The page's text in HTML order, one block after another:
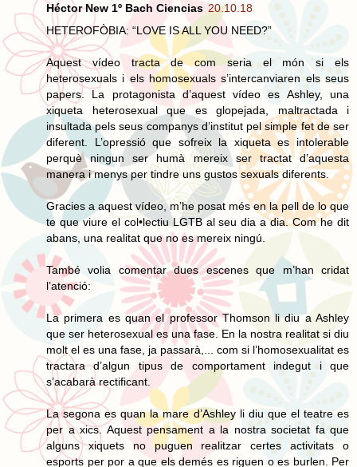
Héctor New 1º Bach Ciencias 20.10.18
HETEROFÒBIA: “LOVE IS ALL YOU NEED?”
Aquest vídeo tracta de com seria el món si els
heterosexuals i els homosexuals s’intercanviaren els seus
papers. La protagonista d’aquest vídeo es Ashley, una
xiqueta heterosexual que es glopejada, maltractada i
insultada pels seus companys d’institut pel simple fet de ser
diferent. L’opressió que sofreix la xiqueta es intolerable
perquè ningun ser humà mereix ser tractat d’aquesta
manera i menys per tindre uns gustos sexuals diferents.
Gracies a aquest vídeo, m’he posat més en la pell de lo que
te que viure el col•lectiu LGTB al seu dia a dia. Com he dit
abans, una realitat que no es mereix ningú.
També volia comentar dues escenes que m’han cridat
l’atenció:
La primera es quan el professor Thomson li diu a Ashley
que ser heterosexual es una fase. En la nostra realitat si diu
molt el es una fase, ja passarà,... com si l’homosexualitat es
tractara d’algun tipus de comportament indegut i que
s’acabarà rectificant.
La segona es quan la mare d’Ashley li diu que el teatre es
per a xics. Aquest pensament a la nostra societat fa que
alguns xiquets no puguen realitzar certes activitats o
esports per por a que els demés es riguen o es burlen. Per